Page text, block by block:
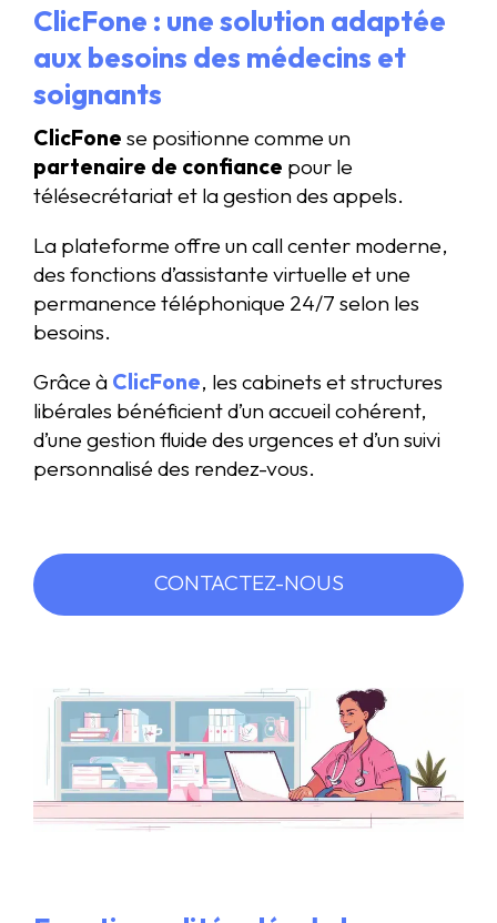
ClicFone : une solution adaptée
aux besoins des médecins et
soignants
ClicFone se positionne comme un
partenaire de confiance pour le
télésecrétariat et la gestion des appels.
La plateforme offre un call center moderne,
des fonctions d’assistante virtuelle et une
permanence téléphonique 24/7 selon les
besoins.
Grâce à ClicFone, les cabinets et structures
libérales bénéficient d’un accueil cohérent,
d’une gestion fluide des urgences et d’un suivi
personnalisé des rendez-vous.
CONTACTEZ-NOUS